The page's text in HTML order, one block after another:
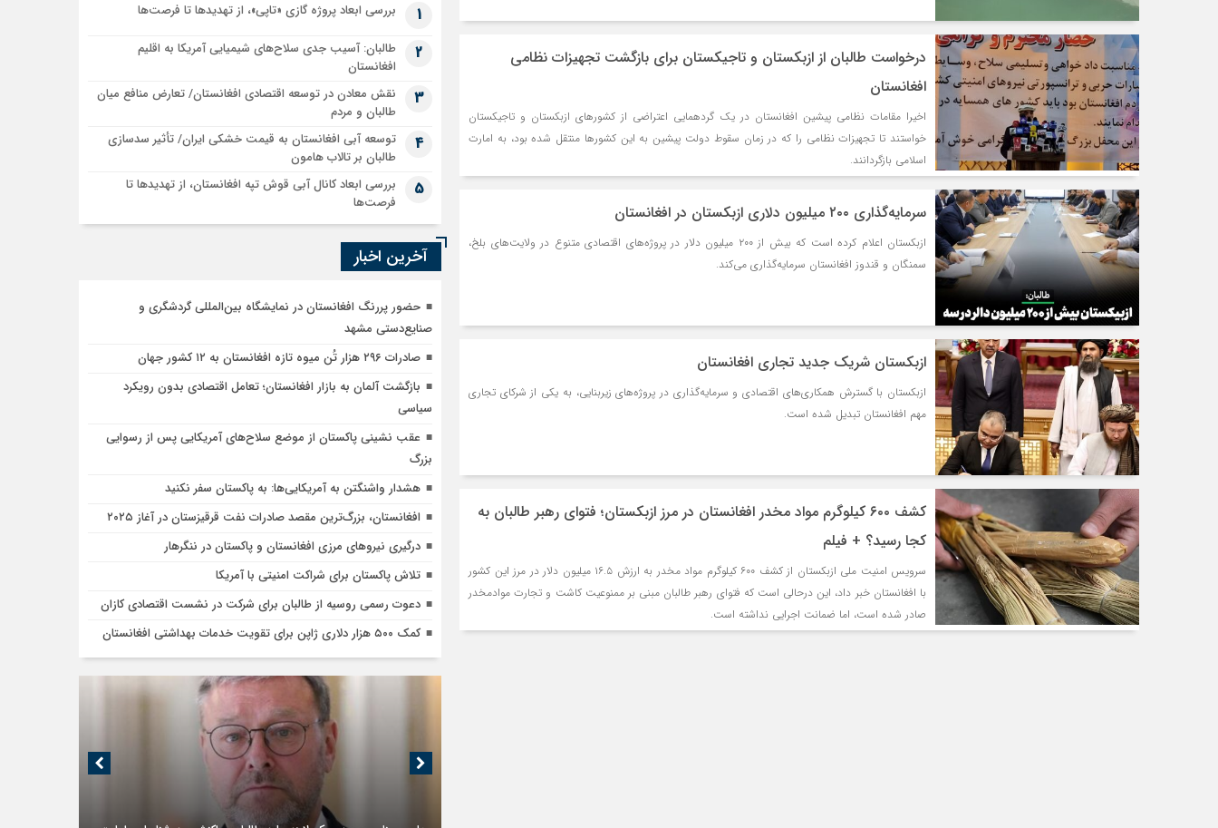
درخواست طالبان از ازبکستان و تاجیکستان برای بازگشت تجهیزات نظامی
افغانستان
اخیرا مقامات نظامی پیشین افغانستان در یک گردهمایی اعتراضی از کشورهای ازبکستان و تاجیکستان
خواستند تا تجهیزات نظامی را که در زمان سقوط دولت پیشین به این کشورها منتقل شده بود، به امارت
اسلامی بازگردانند.
سرمایه‌گذاری ۲۰۰ میلیون دلاری ازبکستان در افغانستان
ازبکستان اعلام کرده است که بیش از ۲۰۰ میلیون دلار در پروژه‌های اقتصادی متنوع در ولایت‌های بلخ،
سمنگان و قندوز افغانستان سرمایه‌گذاری می‌کند.
ازبکستان شریک جدید تجاری افغانستان
ازبکستان با گسترش همکاری‌های اقتصادی و سرمایه‌گذاری در پروژه‌های زیربنایی، به یکی از شرکای تجاری
مهم افغانستان تبدیل شده است.
کشف ۶۰۰ کیلوگرم مواد مخدر افغانستان در مرز ازبکستان؛ فتوای رهبر طالبان به
کجا رسید؟ + فیلم
سرویس امنیت ملی ازبکستان از کشف ۶۰۰ کیلوگرم مواد مخدر به ارزش ۱۶.۵ میلیون دلار در مرز این کشور
با افغانستان خبر داد، این درحالی است که فتوای رهبر طالبان مبنی بر ممنوعیت کاشت و تجارت موادمخدر
صادر شده است، اما ضمانت اجرایی نداشته است.
1 بررسی ابعاد پروژه گازی «تاپی»، از تهدیدها تا فرصت‌ها
2
طالبان: آسیب جدی سلاح‌های شیمیایی آمریکا به اقلیم
افغانستان
3
نقش معادن در توسعه اقتصادی افغانستان/ تعارض منافع میان
طالبان و مردم
4
توسعه آبی افغانستان به قیمت خشکی ایران/ تأثیر سدسازی
طالبان بر تالاب هامون
5
بررسی ابعاد کانال آبی قوش تپه افغانستان، از تهدیدها تا
فرصت‌ها
آخرین اخبار
حضور پررنگ افغانستان در نمایشگاه بین‌المللی گردشگری و
صنایع‌دستی مشهد
صادرات ۲۹۶ هزار تُن میوه تازه افغانستان به ۱۲ کشور جهان
بازگشت آلمان به بازار افغانستان؛ تعامل اقتصادی بدون رویکرد
سیاسی
عقب نشینی پاکستان از موضع سلاح‌های آمریکایی پس از رسوایی
بزرگ
هشدار واشنگتن به آمریکایی‌ها: به پاکستان سفر نکنید
افغانستان، بزرگ‌ترین مقصد صادرات نفت قرقيزستان در آغاز ۲۰۲۵
درگیری نیروهای مرزی افغانستان و پاکستان در ننگرهار
تلاش پاکستان برای شراکت امنیتی با آمریکا
دعوت رسمی روسیه از طالبان برای شرکت در نشست اقتصادی کازان
کمک ۵۰۰ هزار دلاری ژاپن برای تقویت خدمات بهداشتی افغانستان